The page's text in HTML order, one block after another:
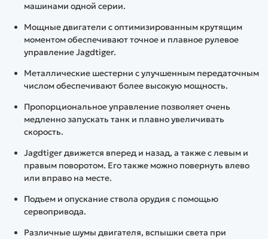
машинами одной серии.
Мощные двигатели с оптимизированным крутящим
моментом обеспечивают точное и плавное рулевое
управление Jagdtiger.
Металлические шестерни с улучшенным передаточным
числом обеспечивают более высокую мощность.
Пропорциональное управление позволяет очень
медленно запускать танк и плавно увеличивать
скорость.
Jagdtiger движется вперед и назад, а также с левым и
правым поворотом. Его также можно повернуть влево
или вправо на месте.
Подъем и опускание ствола орудия с помощью
сервопривода.
Различные шумы двигателя, вспышки света при